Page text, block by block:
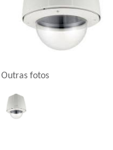
Outras fotos